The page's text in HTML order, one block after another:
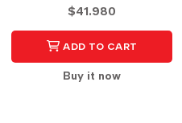
$41.980
ADD TO CART
Buy it now